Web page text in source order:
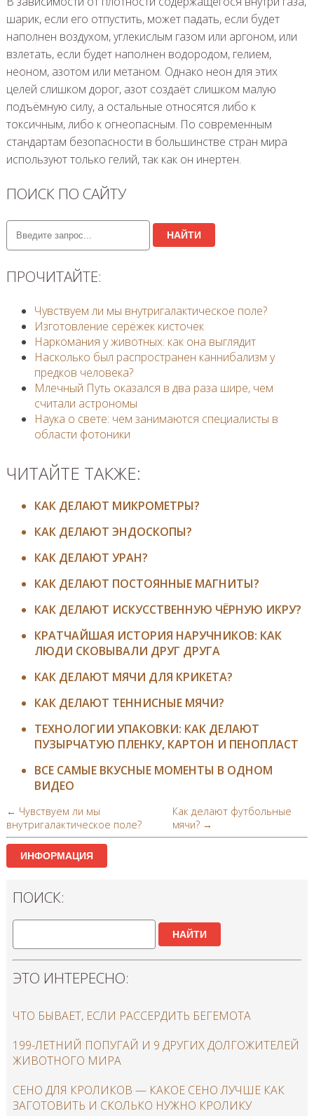
шарик, если его отпустить, может падать, если будет
наполнен воздухом, углекислым газом или аргоном, или
взлетать, если будет наполнен водородом, гелием,
неоном, азотом или метаном. Однако неон для этих
целей слишком дорог, азот создаёт слишком малую
подъёмную силу, а остальные относятся либо к
токсичным, либо к огнеопасным. По современным
стандартам безопасности в большинстве стран мира
используют только гелий, так как он инертен.
ПОИСК ПО САЙТУ
НАЙТИ
ПРОЧИТАЙТЕ:
Чувствуем ли мы внутригалактическое поле?
Изготовление серёжек кисточек
Наркомания у животных: как она выглядит
Насколько был распространен каннибализм у
предков человека?
Млечный Путь оказался в два раза шире, чем
считали астрономы
Наука о свете: чем занимаются специалисты в
области фотоники
ЧИТАЙТЕ ТАКЖЕ:
КАК ДЕЛАЮТ МИКРОМЕТРЫ?
КАК ДЕЛАЮТ ЭНДОСКОПЫ?
КАК ДЕЛАЮТ УРАН?
КАК ДЕЛАЮТ ПОСТОЯННЫЕ МАГНИТЫ?
КАК ДЕЛАЮТ ИСКУССТВЕННУЮ ЧЁРНУЮ ИКРУ?
КРАТЧАЙШАЯ ИСТОРИЯ НАРУЧНИКОВ: КАК
ЛЮДИ СКОВЫВАЛИ ДРУГ ДРУГА
КАК ДЕЛАЮТ МЯЧИ ДЛЯ КРИКЕТА?
КАК ДЕЛАЮТ ТЕННИСНЫЕ МЯЧИ?
ТЕХНОЛОГИИ УПАКОВКИ: КАК ДЕЛАЮТ
ПУЗЫРЧАТУЮ ПЛЕНКУ, КАРТОН И ПЕНОПЛАСТ
ВСЕ САМЫЕ ВКУСНЫЕ МОМЕНТЫ В ОДНОМ
ВИДЕО
← Чувствуем ли мы
внутригалактическое поле?
Как делают футбольные
мячи? →
ИНФОРМАЦИЯ
ПОИСК:
НАЙТИ
ЭТО ИНТЕРЕСНО:
ЧТО БЫВАЕТ, ЕСЛИ РАССЕРДИТЬ БЕГЕМОТА
199-ЛЕТНИЙ ПОПУГАЙ И 9 ДРУГИХ ДОЛГОЖИТЕЛЕЙ
ЖИВОТНОГО МИРА
СЕНО ДЛЯ КРОЛИКОВ — КАКОЕ СЕНО ЛУЧШЕ КАК
ЗАГОТОВИТЬ И СКОЛЬКО НУЖНО КРОЛИКУ